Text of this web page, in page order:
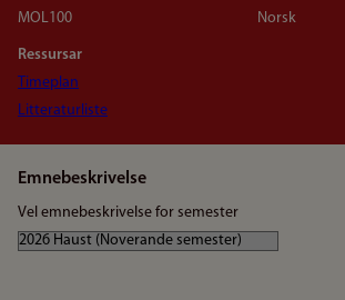
MOL100
Norsk
Ressursar
Timeplan
Litteraturliste
Emnebeskrivelse
Vel emnebeskrivelse for semester